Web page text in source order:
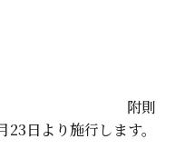
附則
日より施行します。